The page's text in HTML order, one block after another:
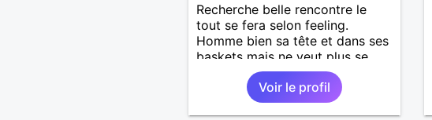
Recherche belle rencontre le
tout se fera selon feeling.
Homme bien sa tête et dans ses
baskets mais ne veut plus se
prendre la tête inutilement.
Voir le profil